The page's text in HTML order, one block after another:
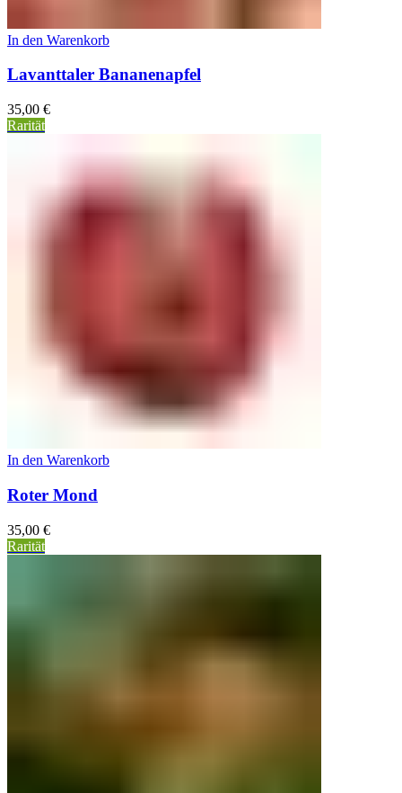
In den Warenkorb
Lavanttaler Bananenapfel
35,00 €
Rarität
In den Warenkorb
Roter Mond
35,00 €
Rarität